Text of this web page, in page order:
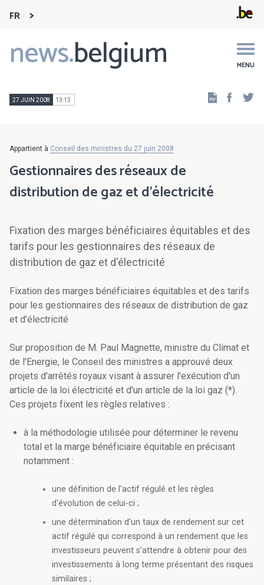
FR
news.belgium MENU
Main
navigation
27 JUIN 2008 13:13
Appartient à Conseil des ministres du 27 juin 2008
Gestionnaires des réseaux de
distribution de gaz et d'électricité
Fixation des marges bénéficiaires équitables et des
tarifs pour les gestionnaires des réseaux de
distribution de gaz et d'électricité
Fixation des marges bénéficiaires équitables et des tarifs
pour les gestionnaires des réseaux de distribution de gaz
et d'électricité
Sur proposition de M. Paul Magnette, ministre du Climat et
de l'Energie, le Conseil des ministres a approuvé deux
projets d'arrêtés royaux visant à assurer l'exécution d'un
article de la loi électricité et d'un article de la loi gaz (*).
Ces projets fixent les règles relatives :
à la méthodologie utilisée pour déterminer le revenu
total et la marge bénéficiaire équitable en précisant
notamment :
une définition de l'actif régulé et les règles
d'évolution de celui-ci ;
une détermination d'un taux de rendement sur cet
actif régulé qui correspond à un rendement que les
investisseurs peuvent s'attendre à obtenir pour des
investissements à long terme présentant des risques
similaires ;